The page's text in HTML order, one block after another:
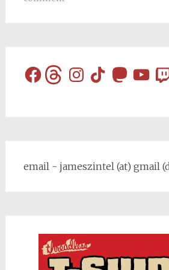
FacebookThreadsInstagram
TikTokMastodon
email - jameszintel (at) gmail